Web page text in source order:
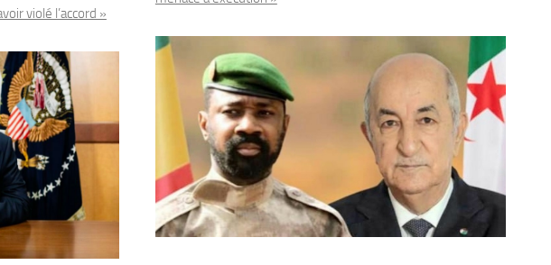
violé l’accord »